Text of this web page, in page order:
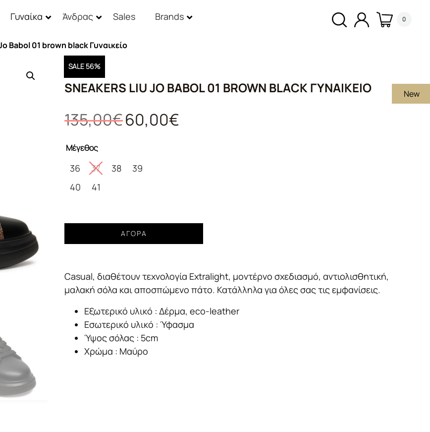
Γυναίκα Άνδρας Sales Brands 0
Babol 01 brown black Γυναικείο
New
SALE 56%
SNEAKERS LIU JO BABOL 01 BROWN BLACK ΓΥΝΑΙΚΕΊΟ
135,00€ Original
price
60,00€
Μέγεθος
36 37 38
39
40
41
01
brown
Γυναικείο
ποσότητα
ΑΓΟΡΆ
Casual, διαθέτουν τεχνολογία Extralight, μοντέρνο σχεδιασμό, αντιολισθητική,
μαλακή σόλα και αποσπώμενο πάτο. Κατάλληλα για όλες σας τις εμφανίσεις.
Εξωτερικό υλικό : Δέρμα, eco-leather
Εσωτερικό υλικό : Ύφασμα
Ύψος σόλας : 5cm
Χρώμα : Μαύρο